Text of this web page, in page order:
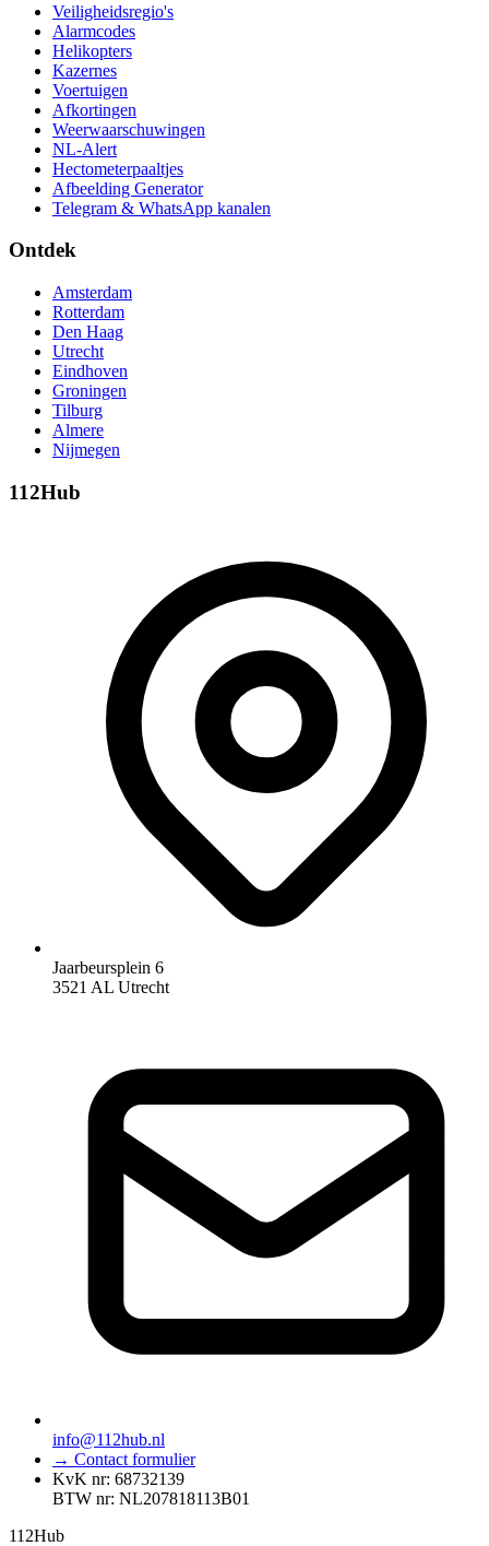
Veiligheidsregio's
Alarmcodes
Helikopters
Kazernes
Voertuigen
Afkortingen
Weerwaarschuwingen
NL-Alert
Hectometerpaaltjes
Afbeelding Generator
Telegram & WhatsApp kanalen
Ontdek
Amsterdam
Rotterdam
Den Haag
Utrecht
Eindhoven
Groningen
Tilburg
Almere
Nijmegen
112Hub
Jaarbeursplein 6
3521 AL Utrecht
info@112hub.nl
→ Contact formulier
KvK nr: 68732139
BTW nr: NL207818113B01
112Hub